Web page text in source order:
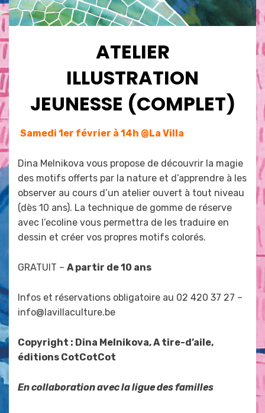
ATELIER
ILLUSTRATION
JEUNESSE (COMPLET)
by admin
Postednovembre 20, 2024
Samedi 1er février à 14h @La Villa
Dina Melnikova vous propose de découvrir la magie
des motifs offerts par la nature et d’apprendre à les
observer au cours d’un atelier ouvert à tout niveau
(dès 10 ans). La technique de gomme de réserve
avec l’ecoline vous permettra de les traduire en
dessin et créer vos propres motifs colorés.
GRATUIT – A partir de 10 ans
Infos et réservations obligatoire au 02 420 37 27 –
info@lavillaculture.be
Copyright : Dina Melnikova, A tire-d’aile,
éditions CotCotCot
En collaboration avec la ligue des familles